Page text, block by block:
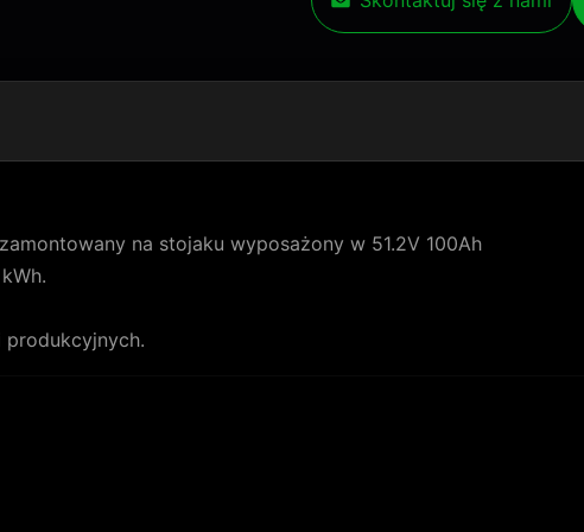
na stojaku wyposażony w 51.2V 100Ah
produkcyjnych.